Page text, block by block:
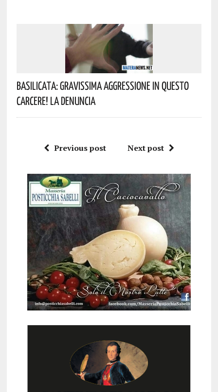
Basilicata: Gravissima Aggressione In Questo
Carcere! La Denuncia
Previous post Next post